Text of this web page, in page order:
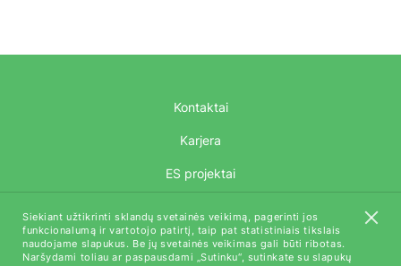
Siekiant užtikrinti sklandų svetainės veikimą, pagerinti jos
funkcionalumą ir vartotojo patirtį, taip pat statistiniais tikslais
naudojame slapukus. Be jų svetainės veikimas gali būti ribotas.
Naršydami toliau ar paspausdami „Sutinku“, sutinkate su slapukų
Kontaktai
Karjera
ES projektai